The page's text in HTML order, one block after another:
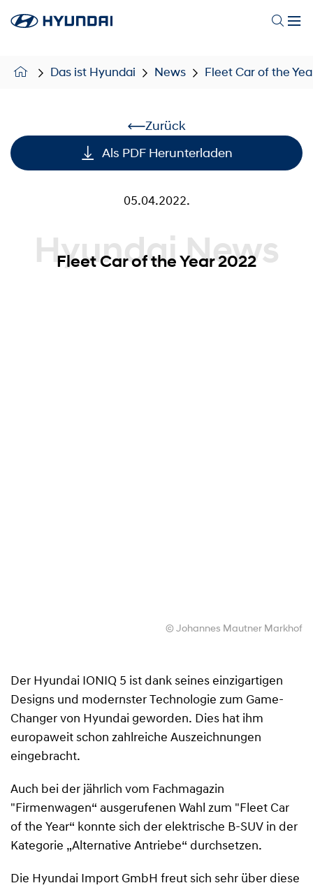
Das ist Hyundai News Fleet Car of the
Zurück
Als PDF Herunterladen
05.04.2022.
Hyundai News
Fleet Car of the Year 2022
© Johannes Mautner Markhof
Der Hyundai IONIQ 5 ist dank seines einzigartigen
Designs und modernster Technologie zum Game-
Changer von Hyundai geworden. Dies hat ihm
europaweit schon zahlreiche Auszeichnungen
eingebracht.
Auch bei der jährlich vom Fachmagazin
"Firmenwagen“ ausgerufenen Wahl zum "Fleet Car
of the Year“ konnte sich der elektrische B-SUV in der
Kategorie „Alternative Antriebe“ durchsetzen.
Die Hyundai Import GmbH freut sich sehr über diese